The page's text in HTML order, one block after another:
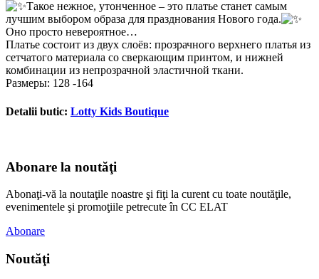
Такое нежное, утонченное – это платье станет самым
лучшим выбором образа для празднования Нового года.
Оно просто невероятное…
Платье состоит из двух слоёв: прозрачного верхнего платья из
сетчатого материала со сверкающим принтом, и нижней
комбинации из непрозрачной эластичной ткани.
Размеры: 128 -164
Detalii butic: Lotty Kids Boutique
Abonare la noutăţi
Abonaţi-vă la noutaţile noastre şi fiţi la curent cu toate noutăţile,
evenimentele şi promoţiile petrecute în CC ELAT
Abonare
Noutăţi